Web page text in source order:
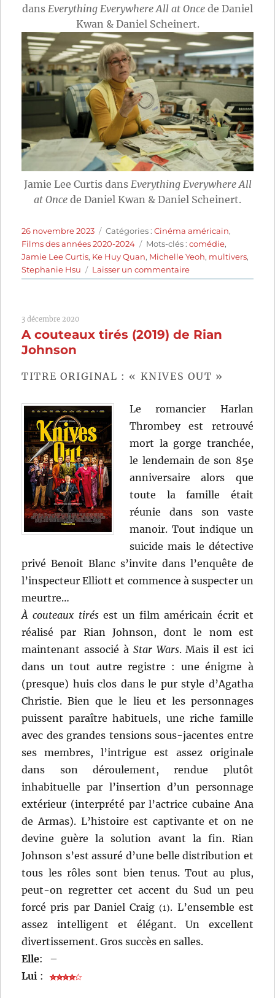
dans Everything Everywhere All at Once de Daniel
Kwan & Daniel Scheinert.
Jamie Lee Curtis dans Everything Everywhere All
at Once de Daniel Kwan & Daniel Scheinert.
Publié
le
26 novembre 2023 Catégories
Catégories :Cinéma américain,
Films des années 2020-2024
Étiquettes
Mots-clés :comédie,
Jamie Lee Curtis, Ke Huy Quan, Michelle Yeoh, multivers,
Stephanie Hsu
Laisser un commentairesur
Everything
Once
Daniel
Daniel
Scheinert
3 décembre 2020
A couteaux tirés (2019) de Rian
Johnson
TITRE ORIGINAL : « KNIVES OUT »
Le romancier Harlan
Thrombey est retrouvé
mort la gorge tranchée,
le lendemain de son 85e
anniversaire alors que
toute la famille était
réunie dans son vaste
manoir. Tout indique un
suicide mais le détective
privé Benoit Blanc s’invite dans l’enquête de
l’inspecteur Elliott et commence à suspecter un
meurtre…
À couteaux tirésest un film américain écrit et
réalisé par Rian Johnson, dont le nom est
maintenant associé à Star Wars. Mais il est ici
dans un tout autre registre : une énigme à
(presque) huis clos dans le pur style d’Agatha
Christie. Bien que le lieu et les personnages
puissent paraître habituels, une riche famille
avec des grandes tensions sous-jacentes entre
ses membres, l’intrigue est assez originale
dans son déroulement, rendue plutôt
inhabituelle par l’insertion d’un personnage
extérieur (interprété par l’actrice cubaine Ana
de Armas). L’histoire est captivante et on ne
devine guère la solution avant la fin. Rian
Johnson s’est assuré d’une belle distribution et
tous les rôles sont bien tenus. Tout au plus,
peut-on regretter cet accent du Sud un peu
forcé pris par Daniel Craig(1). L’ensemble est
assez intelligent et élégant. Un excellent
divertissement. Gros succès en salles.
Elle:
–
Lui :